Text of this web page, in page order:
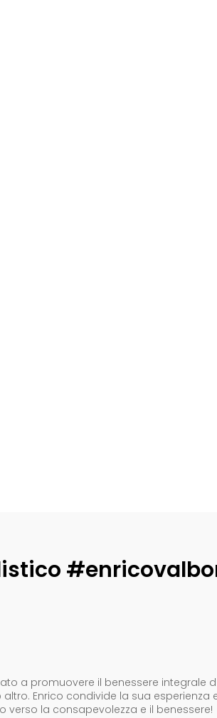
a promuovere il benessere
Enrico condivide la sua
verso la consapevolezza e il benessere!